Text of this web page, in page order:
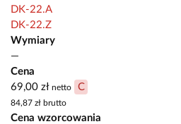
DK-22.A
DK-22.Z
Wymiary
—
Cena
69,00 zł netto C
84,87 zł brutto
Cena wzorcowania